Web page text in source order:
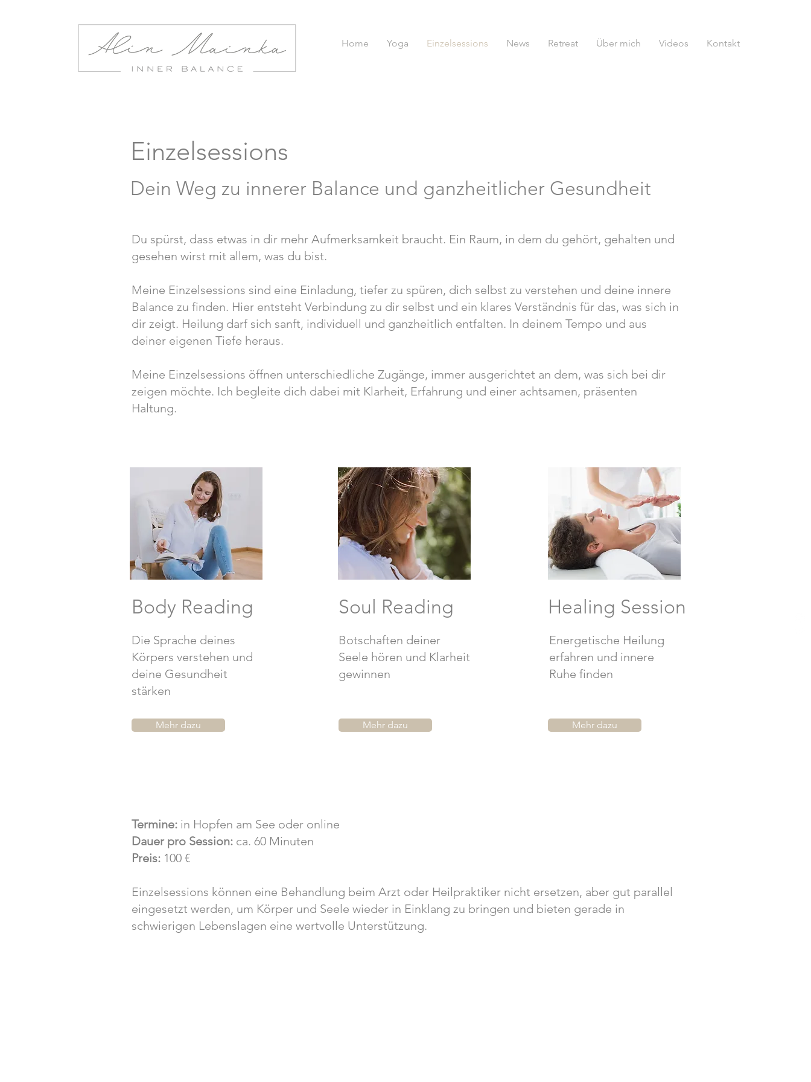
Home Yoga Einzelsessions News Retreat Über mich Videos Kontakt
Einzelsessions
Dein Weg zu innerer Balance und ganzheitlicher Gesundheit
Du spürst, dass etwas in dir mehr Aufmerksamkeit braucht. Ein Raum, in dem du gehört, gehalten und
gesehen wirst mit allem, was du bist.
Meine Einzelsessions sind eine Einladung, tiefer zu spüren, dich selbst zu verstehen und deine innere
Balance zu finden. Hier entsteht Verbindung zu dir selbst und ein klares Verständnis für das, was sich in
dir zeigt. Heilung darf sich sanft, individuell und ganzheitlich entfalten. In deinem Tempo und aus
deiner eigenen Tiefe heraus.
Meine Einzelsessions öffnen unterschiedliche Zugänge, immer ausgerichtet an dem, was sich bei dir
zeigen möchte. Ich begleite dich dabei mit Klarheit, Erfahrung und einer achtsamen, präsenten
Haltung.
Die Sprache deines
Körpers verstehen und
deine Gesundheit
stärken
Mehr dazu
Body Reading Soul Reading
Mehr dazu
Botschaften deiner
Seele hören und Klarheit
gewinnen
Healing Session
Mehr dazu
Energetische Heilung
erfahren und innere
Ruhe finden
Termine: in Hopfen am See oder online
Dauer pro Session: ca. 60 Minuten
Preis: 100 €
Einzelsessions können eine Behandlung beim Arzt oder Heilpraktiker nicht ersetzen, aber gut parallel
eingesetzt werden, um Körper und Seele wieder in Einklang zu bringen und bieten gerade in
schwierigen Lebenslagen eine wertvolle Unterstützung.